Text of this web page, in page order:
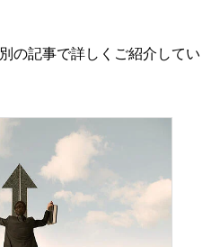
の記事で詳しくご紹介してい